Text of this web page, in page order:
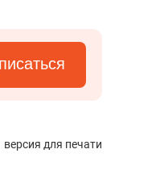
версия для печати